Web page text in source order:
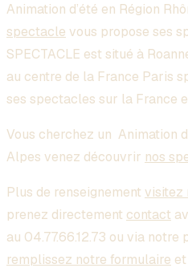
Animation d’été en Région
spectacle vous propose ses
SPECTACLE est situé à
au centre de la France Paris
ses spectacles sur la France
Vous cherchez un Animation
Alpes venez découvrir nos
Plus de renseignement visitez
prenez directement contact
au 04.77.66.12.73 ou via notre
remplissez notre formulaire